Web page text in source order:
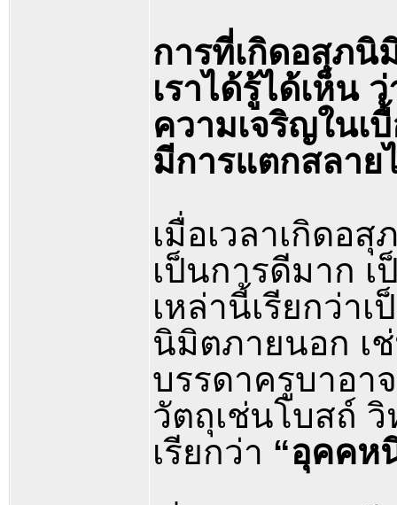
การที่เกิดอสุภนิ
เราได้รู้ได้เห็น
ความเจริญในเ
มีการแตกสลาย
เมื่อเวลาเกิดอ
เป็นการดีมาก
เหล่านี้เรียกว่า
นิมิตภายนอก เ
บรรดาครูบาอา
วัตถุเช่นโบสถ์
เรียกว่า “อุคคห